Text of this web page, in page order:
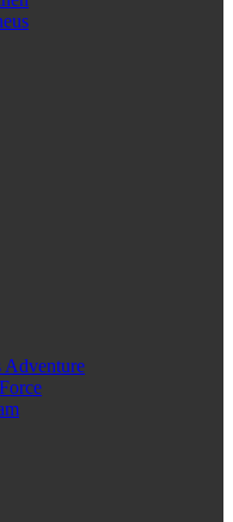
Adventure